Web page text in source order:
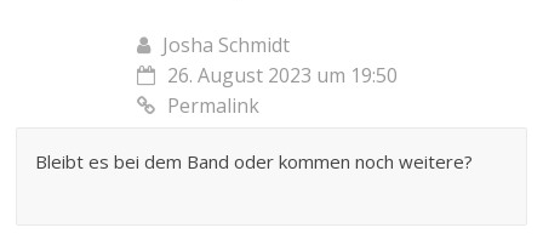
Josha Schmidt
26. August 2023 um 19:50
Permalink
Bleibt es bei dem Band oder kommen noch weitere?